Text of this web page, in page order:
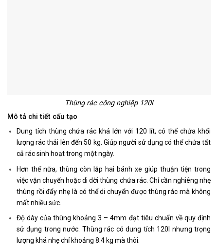
Thùng rác công nghiệp 120l
Mô tả chi tiết cấu tạo
Dung tích thùng chứa rác khá lớn với 120 lít, có thể chứa khối
lượng rác thải lên đến 50 kg. Giúp người sử dụng có thể chứa tất
cả rác sinh hoạt trong một ngày.
Hơn thế nữa, thùng còn lắp hai bánh xe giúp thuận tiện trong
việc vận chuyển hoặc di dời thùng chứa rác. Chỉ cần nghiêng nhẹ
thùng rồi đẩy nhẹ là có thể di chuyển được thùng rác mà không
mất nhiều sức.
Độ dày của thùng khoảng 3 – 4mm đạt tiêu chuẩn về quy định
sử dụng trong nước. Thùng rác có dung tích 120l nhưng trọng
lượng khá nhẹ chỉ khoảng 8.4 kg mà thôi.